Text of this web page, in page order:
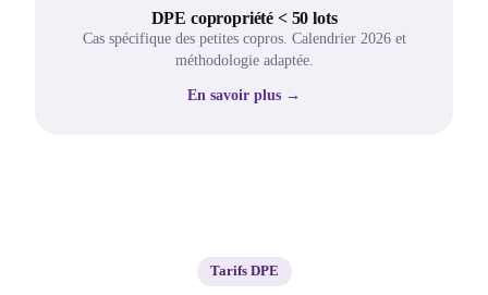
DPE copropriété < 50 lots
Cas spécifique des petites copros. Calendrier 2026 et
méthodologie adaptée.
En savoir plus →
Tarifs DPE